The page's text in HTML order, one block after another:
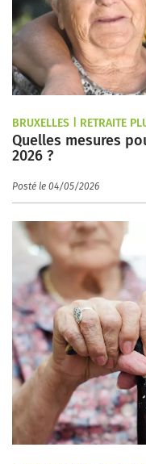
BRUXELLES | RETRAITE
Quelles mesures
2026 ?
Posté le 04/05/2026